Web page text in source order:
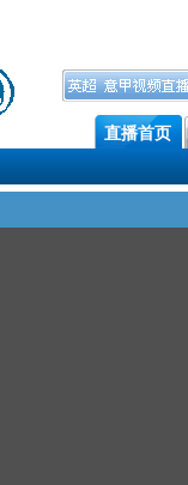
直播首页